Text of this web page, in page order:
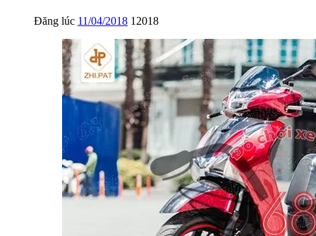
Đăng lúc 11/04/2018 12018